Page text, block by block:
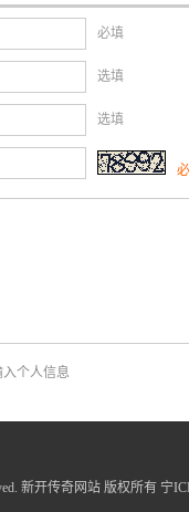
必填
选填
选填
个人信息
新开传奇网站 版权所有 宁